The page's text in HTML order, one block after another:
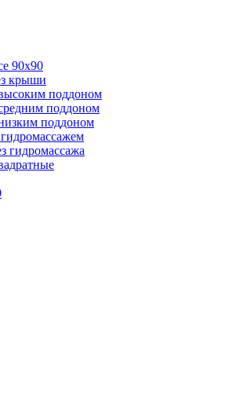
90х90
крыши
поддоном
поддоном
поддоном
гидромассажа